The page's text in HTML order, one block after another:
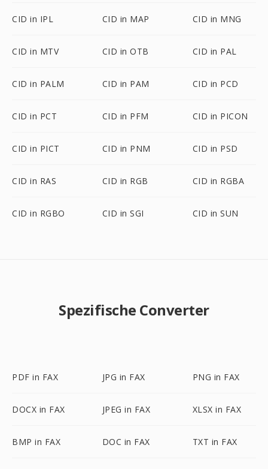
CID in IPL CID in MAP CID in MNG
CID in MTV CID in OTB CID in PAL
CID in PALM CID in PAM CID in PCD
CID in PCT CID in PFM CID in PICON
CID in PICT CID in PNM CID in PSD
CID in RAS CID in RGB CID in RGBA
CID in RGBO CID in SGI CID in SUN
Spezifische Converter
PDF in FAX JPG in FAX PNG in FAX
DOCX in FAX JPEG in FAX XLSX in FAX
BMP in FAX DOC in FAX TXT in FAX